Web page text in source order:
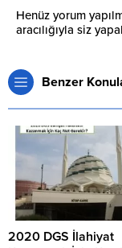
Henüz yorum
aracılığıyla siz
Benzer
2020 DGS İlahiyat